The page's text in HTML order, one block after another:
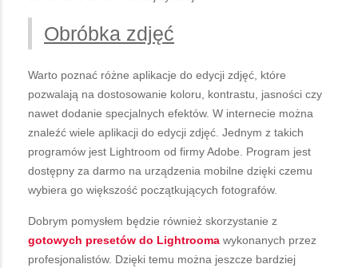
Obróbka zdjęć
Warto poznać różne aplikacje do edycji zdjęć, które
pozwalają na dostosowanie koloru, kontrastu, jasności czy
nawet dodanie specjalnych efektów. W internecie można
znaleźć wiele aplikacji do edycji zdjęć. Jednym z takich
programów jest Lightroom od firmy Adobe. Program jest
dostępny za darmo na urządzenia mobilne dzięki czemu
wybiera go większość początkujących fotografów.
Dobrym pomysłem będzie również skorzystanie z
gotowych presetów do Lightrooma wykonanych przez
profesjonalistów. Dzięki temu można jeszcze bardziej